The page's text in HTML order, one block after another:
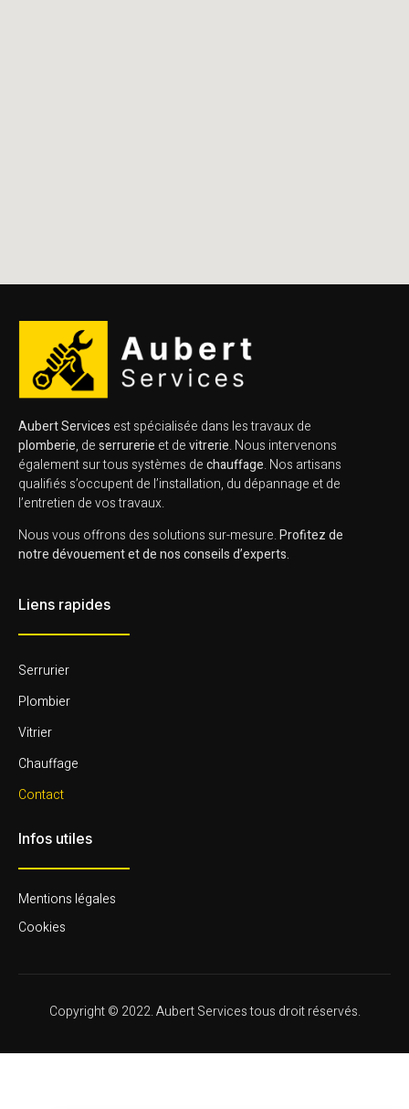
Aubert Services est spécialisée dans les travaux de
plomberie, deserrurerie et devitrerie. Nous intervenons
également sur tous systèmes dechauffage. Nos artisans
qualifiés s’occupent de l’installation, du dépannage et de
l’entretien de vos travaux.
Nous vous offrons des solutions sur-mesure.Profitez de
notre dévouement et de nos conseils d’experts.
Liens rapides
Serrurier
Plombier
Vitrier
Chauffage
Contact
Infos utiles
Mentions légales
Cookies
Copyright © 2022. Aubert Services tous droit réservés.